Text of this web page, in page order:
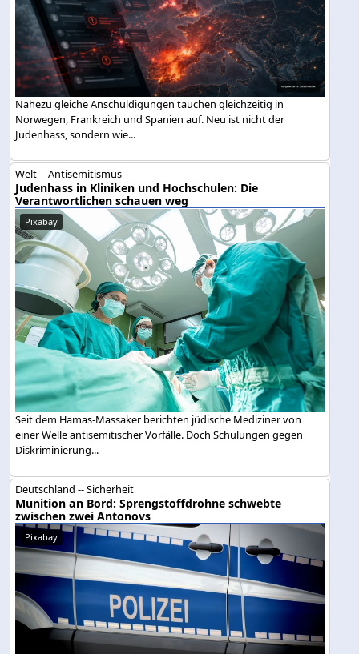
Nahezu gleiche Anschuldigungen tauchen gleichzeitig in
Norwegen, Frankreich und Spanien auf. Neu ist nicht der
Judenhass, sondern wie...
Welt -- Antisemitismus
Judenhass in Kliniken und Hochschulen: Die
Verantwortlichen schauen weg
Pixabay
Seit dem Hamas-Massaker berichten jüdische Mediziner von
einer Welle antisemitischer Vorfälle. Doch Schulungen gegen
Diskriminierung...
Deutschland -- Sicherheit
Munition an Bord: Sprengstoffdrohne schwebte
zwischen zwei Antonovs
Pixabay